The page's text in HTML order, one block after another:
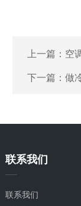
上一篇： 空
下一篇： 做
联系我们
联系我们